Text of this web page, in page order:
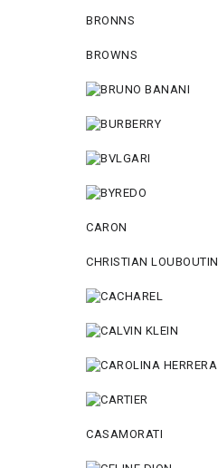
BRONNS
BROWNS
CARON
CHRISTIAN LOUBOUTIN
CASAMORATI